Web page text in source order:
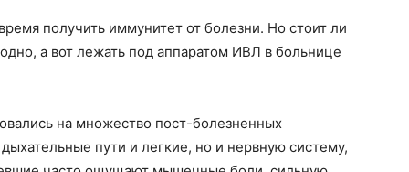
получить иммунитет от болезни. Но стоит ли
а вот лежать под аппаратом ИВЛ в больнице
на множество пост-болезненных
пути и легкие, но и нервную систему,